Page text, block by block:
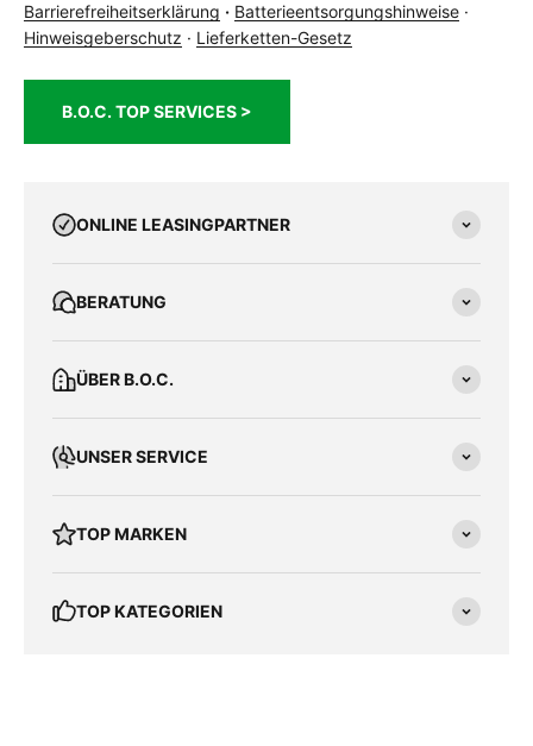
Barrierefreiheitserklärung · Batterieentsorgungshinweise ·
Hinweisgeberschutz · Lieferketten-Gesetz
B.O.C. TOP SERVICES >
ONLINE LEASINGPARTNER
BERATUNG
ÜBER B.O.C.
UNSER SERVICE
TOP MARKEN
TOP KATEGORIEN